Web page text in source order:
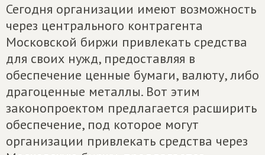
Сегодня организации имеют возможность
через центрального контрагента
Московской биржи привлекать средства
для своих нужд, предоставляя в
обеспечение ценные бумаги, валюту, либо
драгоценные металлы. Вот этим
законопроектом предлагается расширить
обеспечение, под которое могут
организации привлекать средства через